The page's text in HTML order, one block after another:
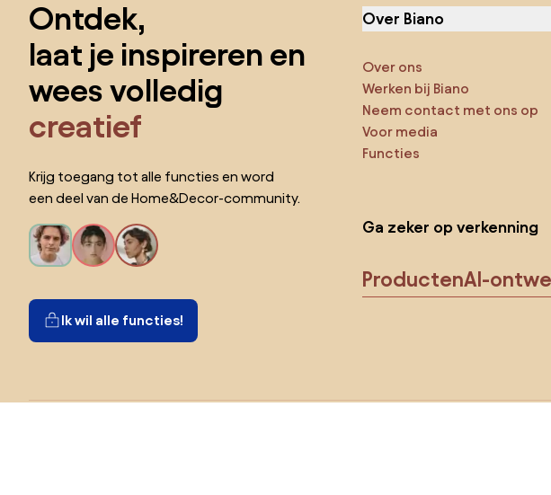
Ontdek,
laat je inspireren en
wees volledig
creatief
Krijg toegang tot alle functies en word
een deel van de Home&Decor-community.
Ik wil alle functies!
Over Biano
Over ons
Werken bij Biano
Neem contact met ons op
Voor media
Functies
Ga zeker op verkenning
ProductenAI-